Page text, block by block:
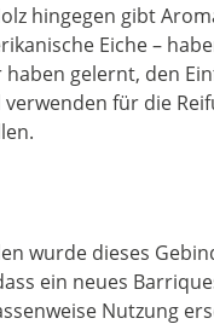
hingegen gibt
Eiche –
gelernt, den
für die
wurde dieses
ein neues
Nutzung